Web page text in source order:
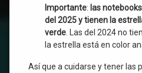
Importante: las
del 2025 y tienen la
verde . Las del 2024 no
la estrella está en color
Así que a cuidarse y tener las